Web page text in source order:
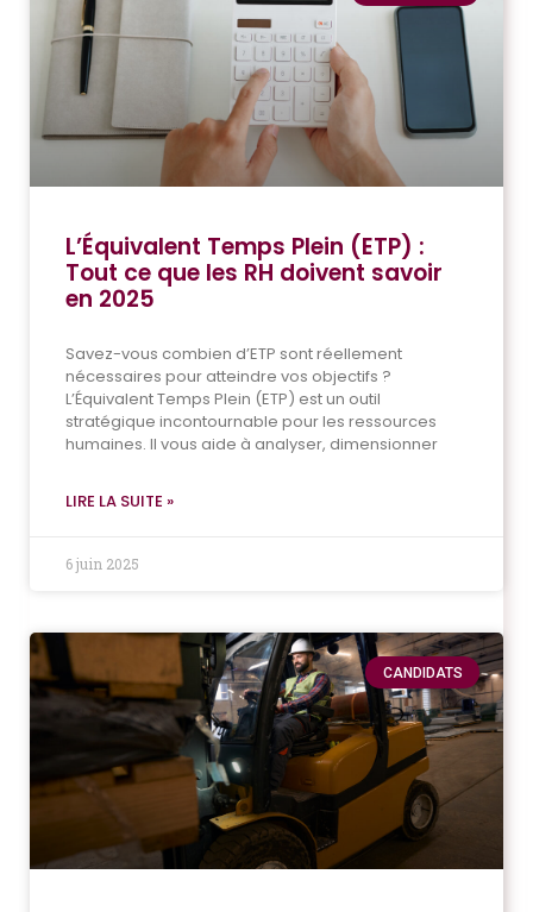
L’Équivalent Temps Plein (ETP) :
Tout ce que les RH doivent savoir
en 2025
Savez-vous combien d’ETP sont réellement
nécessaires pour atteindre vos objectifs ?
L’Équivalent Temps Plein (ETP) est un outil
stratégique incontournable pour les ressources
humaines. Il vous aide à analyser, dimensionner
LIRE LA SUITE »
6 juin 2025
CANDIDATS